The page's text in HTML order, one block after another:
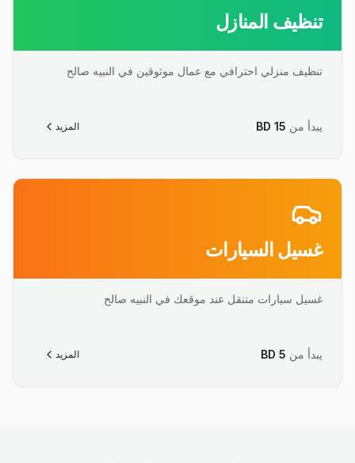
تنظيف المنازل
تنظيف منزلي احترافي مع عمال موثوقين في النبيه صالح
يبدأ من BD 15 المزيد
غسيل السيارات
غسيل سيارات متنقل عند موقعك في النبيه صالح
يبدأ من BD 5 المزيد